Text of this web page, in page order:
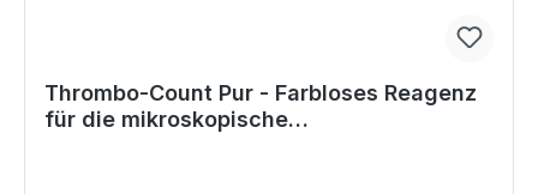
Thrombo-Count Pur - Farbloses Reagenz
für die mikroskopische